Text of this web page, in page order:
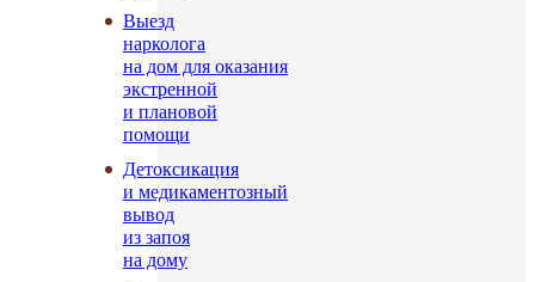
Выезд
нарколога
на дом для оказания
экстренной
и плановой
помощи
Детоксикация
и медикаментозный
вывод
из запоя
на дому